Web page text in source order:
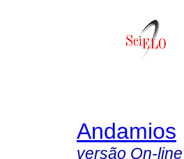
Andamios
versão On-line